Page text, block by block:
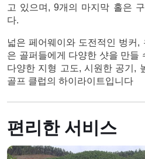
고 있으며, 9개의 마지막 홀은
다.
넓은 페어웨이와 도전적인 벙커,
은 골퍼들에게 다양한 샷을 만들
다양한 지형 고도, 시원한 공기,
골프 클럽의 하이라이트입니다
편리한 서비스